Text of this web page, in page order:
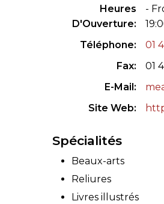
ÉDUCATION &
VIDEOS AND
COMITÉ DE LA LILA
CONTACT
Heures
D'Ouverture
-
Téléphone
01
Fax
01
E-Mail
Site Web
Spécialités
Beaux-arts
Reliures
Livres illustrés